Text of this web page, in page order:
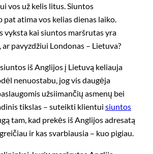
vos už kelis litus. Siuntos
pat atima vos kelias dienas laiko.
vyksta kai siuntos maršrutas yra
pavyzdžiui Londonas – Lietuva?
iš Anglijos į Lietuvą keliauja
nenuostabu, jog vis daugėja
užsiimančių asmenų bei
tikslas – suteikti klientui siuntos
tam, kad prekės iš Anglijos adresatą
ir kas svarbiausia – kuo pigiau.